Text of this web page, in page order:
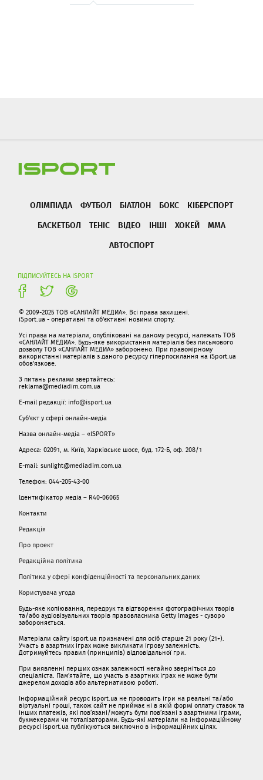
ОЛІМПІАДА ФУТБОЛ БІАТЛОН БОКС
КІБЕРСПОРТ
БАСКЕТБОЛ
ТЕНІС ВІДЕО ІНШІ ХОКЕЙ
ММА
АВТОСПОРТ
ПІДПИСУЙТЕСЬ НА ISPORT
© 2009-2025 ТОВ «САНЛАЙТ МЕДИА». Всі права захищені.
iSport.ua - оперативні та об'єктивні новини спорту.
Усі права на матеріали, опубліковані на даному ресурсі, належать ТОВ
«САНЛАЙТ МЕДИА». Будь-яке використання матеріалів без письмового
дозволу ТОВ «САНЛАЙТ МЕДИА» заборонено. При правомірному
використанні матеріалів з даного ресурсу гіперпосилання на iSport.ua
обов'язкове.
З питань реклами звертайтесь:
reklama@mediadim.com.ua
E-mail редакції: info@isport.ua
Суб'єкт у сфері онлайн-медіа
Назва онлайн-медіа – «ISPORT»
Адреса: 02091, м. Київ, Харківське шосе, буд. 172-Б, оф. 208/1
E-mail: sunlight@mediadim.com.ua
Телефон: 044-205-43-00
Ідентифікатор медіа – R40-06065
Контакти
Редакція
Про проект
Редакційна політика
Політика у сфері конфіденційності та персональних даних
Користувача угода
Будь-яке копіювання, передрук та відтворення фотографічних творів
та/або аудіовізуальних творів правовласника Getty Images - суворо
забороняється.
Матеріали сайту isport.ua призначені для осіб старше 21 року (21+).
Участь в азартних іграх може викликати ігрову залежність.
Дотримуйтесь правил (принципів) відповідальної гри.
При виявленні перших ознак залежності негайно зверніться до
спеціаліста. Пам'ятайте, що участь в азартних іграх не може бути
джерелом доходів або альтернативою роботі.
Інформаційний ресурс isport.ua не проводить ігри на реальні та/або
віртуальні гроші, також сайт не приймає ні в якій формі оплату ставок та
інших платежів, які пов’язані/можуть бути пов’язані з азартними іграми,
букмекерами чи тоталізаторами. Будь-які матеріали на інформаційному
ресурсі isport.ua публікуються виключно в інформаційних цілях.